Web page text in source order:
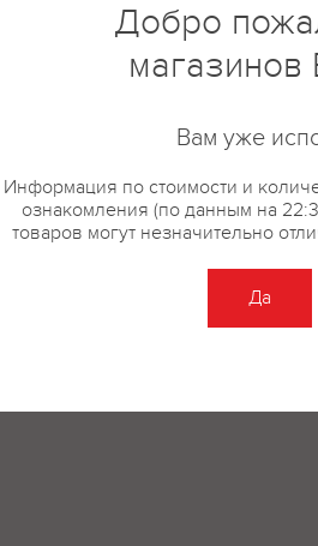
Добро
магазинов
Вам уже
Информация по стоимости и
ознакомления (по данным на
товаров могут незначительно
Да